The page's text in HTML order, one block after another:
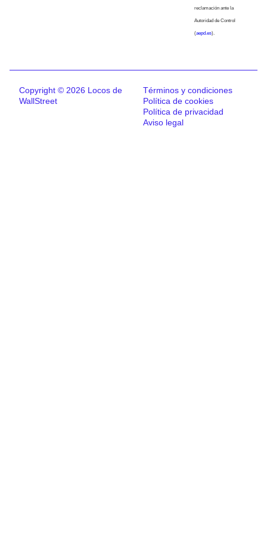
reclamación ante la
Autoridad de Control
(aepd.es).
Copyright © 2026 Locos de
WallStreet
Términos y condiciones
Política de cookies
Política de privacidad
Aviso legal